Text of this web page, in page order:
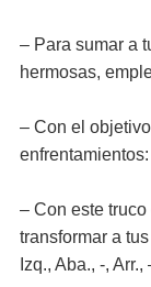
– Para sumar a
hermosas,
– Con el
enfrentamientos:
– Con este
transformar a
Izq., Aba., -, Arr.,